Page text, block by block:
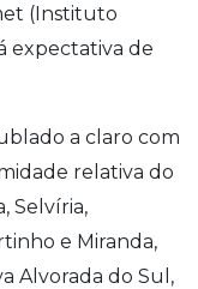
(Instituto
expectativa de
a claro com
relativa do
Selvíria,
e Miranda,
Alvorada do Sul,